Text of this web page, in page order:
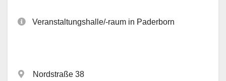
Veranstaltungshalle/-raum in Paderborn
Nordstraße 38